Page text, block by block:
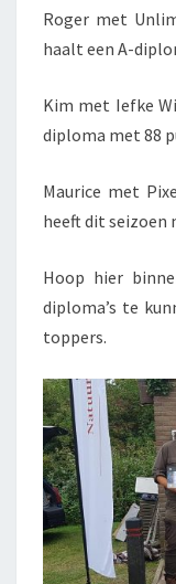
Roger met
haalt een A-
Kim met Iefke
diploma met 88
Maurice met
heeft dit seizoen
Hoop hier
diploma’s te
toppers.